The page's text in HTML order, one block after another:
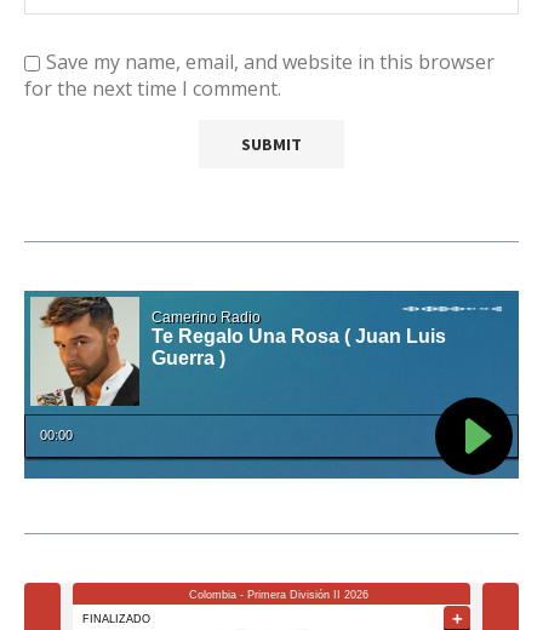
Save my name, email, and website in this browser
for the next time I comment.